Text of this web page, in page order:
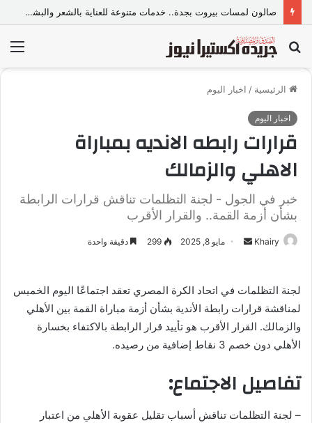
صالون لمسات بيروت بجدة.. خدمات متنوعة للعناية بالشعر والبشرة وإطلالة المرأة
بحث
عن
الرئيسية / اخبار اليوم
اخبار اليوم
قرارات رابطه الانديه بمباراة
الاهلي والزمالك
خبر في الجول - لجنة التظلمات تناقش قرارات الرابطة
بشأن أزمة القمة.. والقرار الأقرب
Khairy
ل
إ
مايو 8, 2025 299 دقيقة واحدة
لجنة التظلمات في اتحاد الكرة المصري تعقد اجتماعًا اليوم الخميس
لمناقشة قرارات رابطة الأندية بشأن أزمة مباراة القمة بين الأهلي
والزمالك. القرار الأقرب هو تأييد قرار الرابطة بالاكتفاء بخسارة
الأهلي دون خصم 3 نقاط إضافية من رصيده.
تفاصيل الاجتماع:
– لجنة التظلمات تناقش أسباب تقليل عقوبة الأهلي من اعتبار